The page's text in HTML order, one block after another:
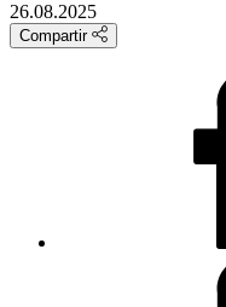
26.08.2025
Compartir